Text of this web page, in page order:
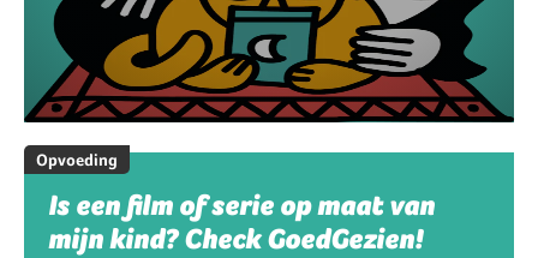
Opvoeding
Is een film of serie op maat van
mijn kind? Check GoedGezien!